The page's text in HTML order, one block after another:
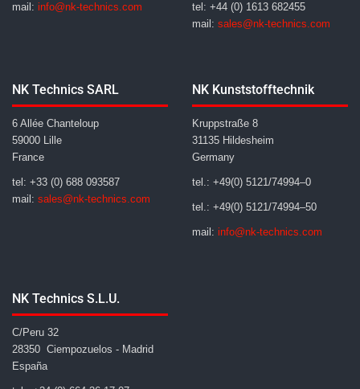
mail: info@nk-technics.com
tel: +44 (0) 1613 682455
mail: sales@nk-technics.com
NK Technics SARL
6 Allée Chanteloup
59000 Lille
France
tel: +33 (0) 688 093587
mail: sales@nk-technics.com
NK Kunststofftechnik
Kruppstraße 8
31135 Hildesheim
Germany
tel.: +49(0) 5121/74994–0
tel.: +49(0) 5121/74994–50
mail: info@nk-technics.com
NK Technics S.L.U.
C/Peru 32
28350 Ciempozuelos - Madrid
España